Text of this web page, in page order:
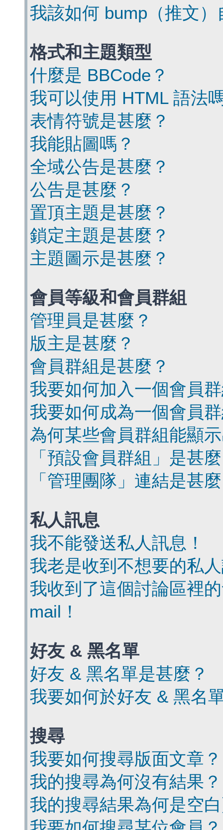
我該如何 bump（推文
格式和主題類型
什麼是 BBCode？
我可以使用 HTML 語法
表情符號是甚麼？
我能貼圖嗎？
全域公告是甚麼？
公告是甚麼？
置頂主題是甚麼？
鎖定主題是甚麼？
主題圖示是甚麼？
會員等級和會員群組
管理員是甚麼？
版主是甚麼？
會員群組是甚麼？
我要如何加入一個會員
我要如何成為一個會員
為何某些會員群組能顯
「預設會員群組」是甚
「管理團隊」連結是甚
私人訊息
我不能發送私人訊息！
我老是收到不想要的私
我收到了這個討論區裡
mail！
好友 & 黑名單
好友 & 黑名單是甚麼？
我要如何於好友 & 黑名
搜尋
我要如何搜尋版面文章？
我的搜尋為何沒有結果？
我的搜尋結果為何是空